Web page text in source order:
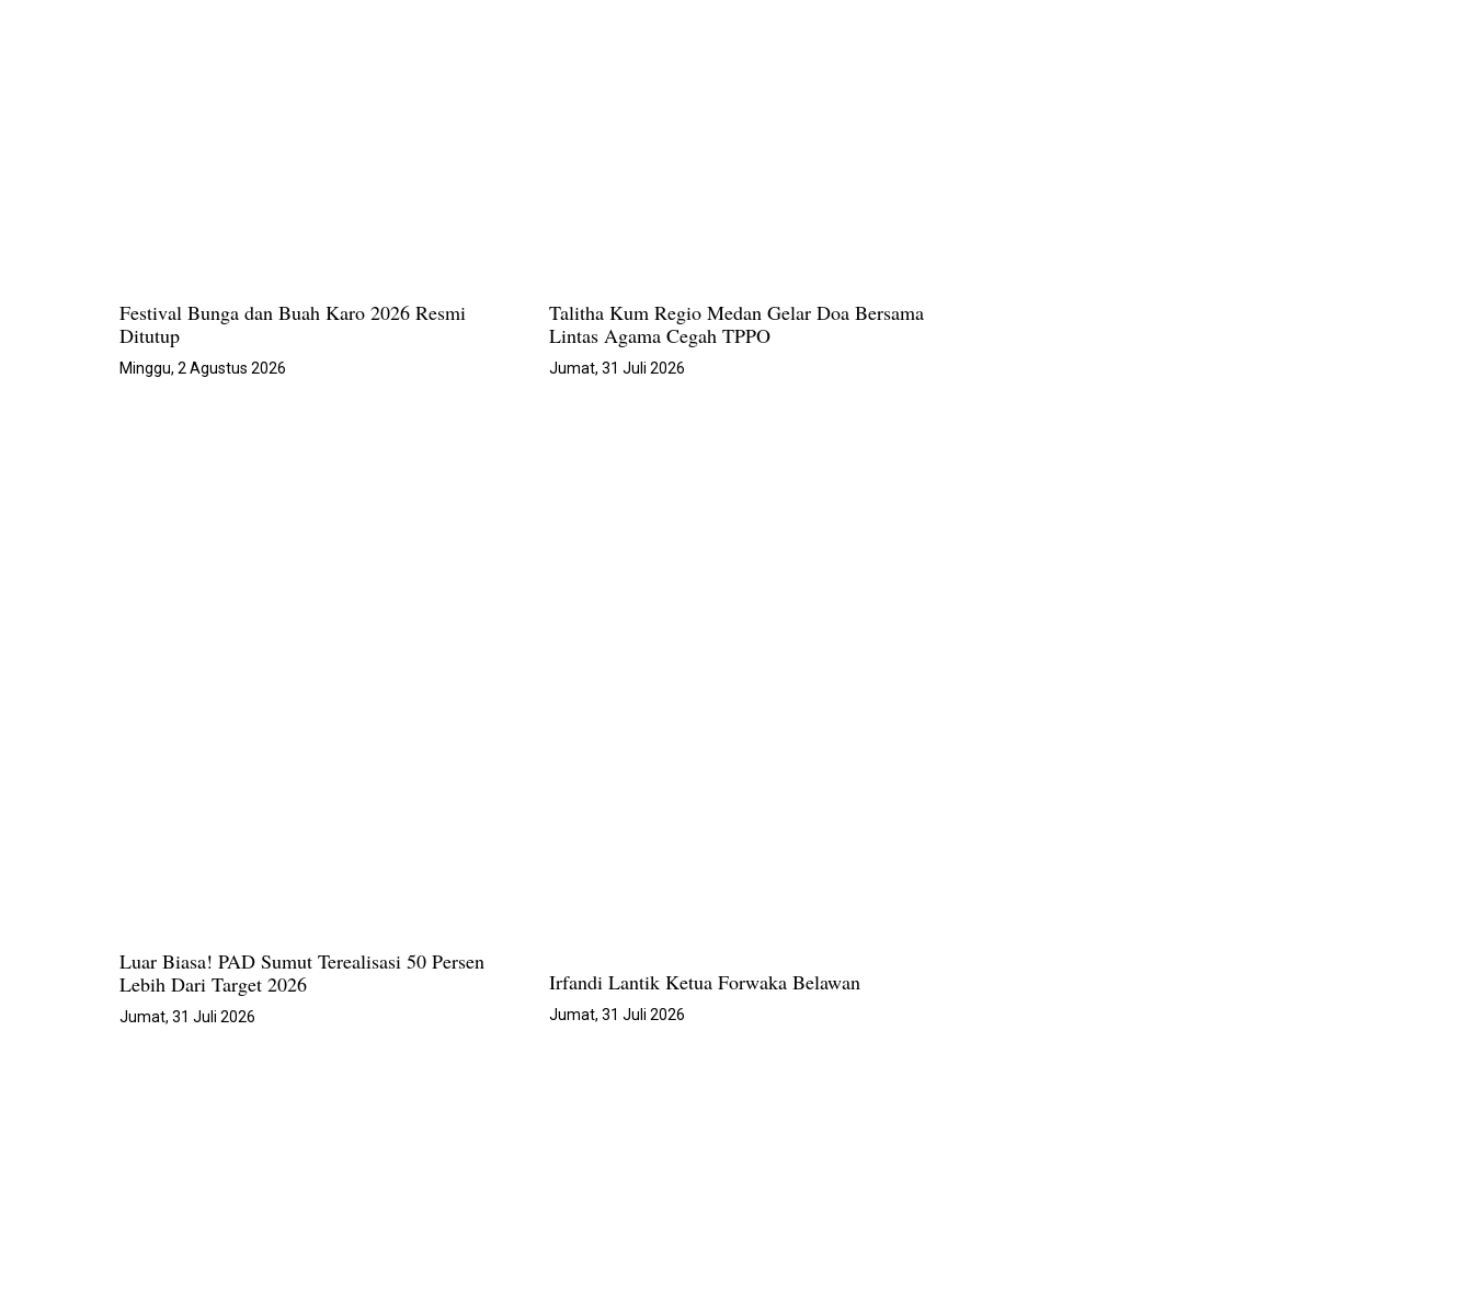
Festival Bunga dan Buah Karo 2026 Resmi
Ditutup
Minggu, 2 Agustus 2026
Talitha Kum Regio Medan Gelar Doa Bersama
Lintas Agama Cegah TPPO
Jumat, 31 Juli 2026
Luar Biasa! PAD Sumut Terealisasi 50 Persen
Lebih Dari Target 2026
Jumat, 31 Juli 2026
Irfandi Lantik Ketua Forwaka Belawan
Jumat, 31 Juli 2026